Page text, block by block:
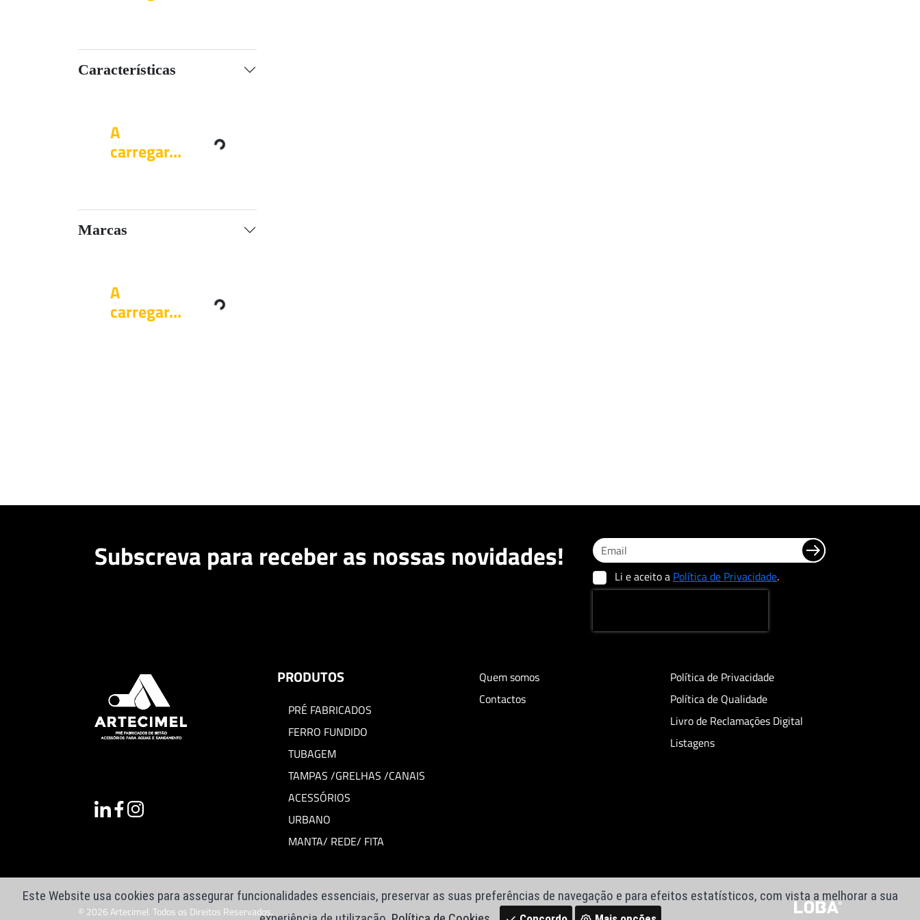
Características
A
carregar...
Marcas
A
carregar...
Subscreva para receber as nossas novidades!
Li e aceito a Política de Privacidade.
PRODUTOS
PRÉ FABRICADOS
FERRO FUNDIDO
TUBAGEM
TAMPAS /GRELHAS /CANAIS
ACESSÓRIOS
URBANO
MANTA/ REDE/ FITA
Quem somos
Contactos
Política de Privacidade
Política de Qualidade
Livro de Reclamações Digital
Listagens
© 2026 Artecimel. Todos os Direitos Reservados.
Este Website usa cookies para assegurar funcionalidades essenciais, preservar as suas preferências de navegação e para efeitos estatísticos, com vista a melhorar a sua